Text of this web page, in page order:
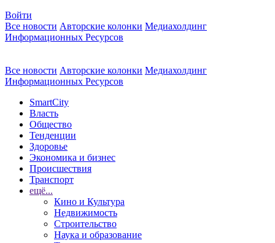
Войти
Все новости Авторские колонки Медиахолдинг
Информационных Ресурсов
Все новости Авторские колонки Медиахолдинг
Информационных Ресурсов
SmartCity
Власть
Общество
Тенденции
Здоровье
Экономика и бизнес
Происшествия
Транспорт
ещё...
Кино и Культура
Недвижимость
Строительство
Наука и образование